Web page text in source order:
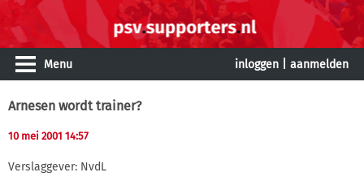
Menu inloggen aanmelden
Arnesen wordt trainer?
10 mei 2001 14:57
Verslaggever: NvdL